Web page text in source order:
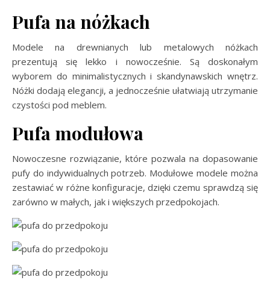
Pufa na nóżkach
Modele na drewnianych lub metalowych nóżkach
prezentują się lekko i nowocześnie. Są doskonałym
wyborem do minimalistycznych i skandynawskich wnętrz.
Nóżki dodają elegancji, a jednocześnie ułatwiają utrzymanie
czystości pod meblem.
Pufa modułowa
Nowoczesne rozwiązanie, które pozwala na dopasowanie
pufy do indywidualnych potrzeb. Modułowe modele można
zestawiać w różne konfiguracje, dzięki czemu sprawdzą się
zarówno w małych, jak i większych przedpokojach.